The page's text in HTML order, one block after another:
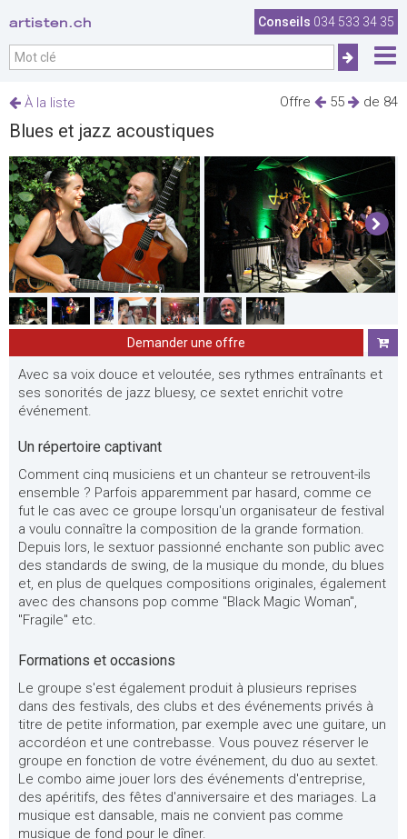
artisten.ch Conseils 034 533 34 35
Offre 55 de 84
À la liste
Blues et jazz acoustiques
Demander une offre
Avec sa voix douce et veloutée, ses rythmes entraînants et
ses sonorités de jazz bluesy, ce sextet enrichit votre
événement.
Un répertoire captivant
Comment cinq musiciens et un chanteur se retrouvent-ils
ensemble ? Parfois apparemment par hasard, comme ce
fut le cas avec ce groupe lorsqu'un organisateur de festival
a voulu connaître la composition de la grande formation.
Depuis lors, le sextuor passionné enchante son public avec
des standards de swing, de la musique du monde, du blues
et, en plus de quelques compositions originales, également
avec des chansons pop comme "Black Magic Woman",
"Fragile" etc.
Formations et occasions
Le groupe s'est également produit à plusieurs reprises
dans des festivals, des clubs et des événements privés à
titre de petite information, par exemple avec une guitare, un
accordéon et une contrebasse. Vous pouvez réserver le
groupe en fonction de votre événement, du duo au sextet.
Le combo aime jouer lors des événements d'entreprise,
des apéritifs, des fêtes d'anniversaire et des mariages. La
musique est dansable, mais ne convient pas comme
musique de fond pour le dîner.